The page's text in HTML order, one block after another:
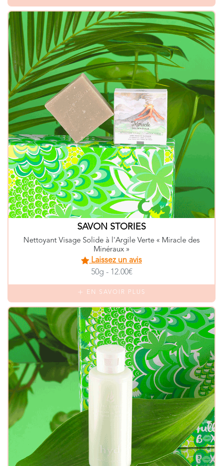
SAVON STORIES
Nettoyant Visage Solide à l'Argile Verte « Miracle des
Minéraux »
Laissez un avis
50g - 12.00€
EN SAVOIR PLUS